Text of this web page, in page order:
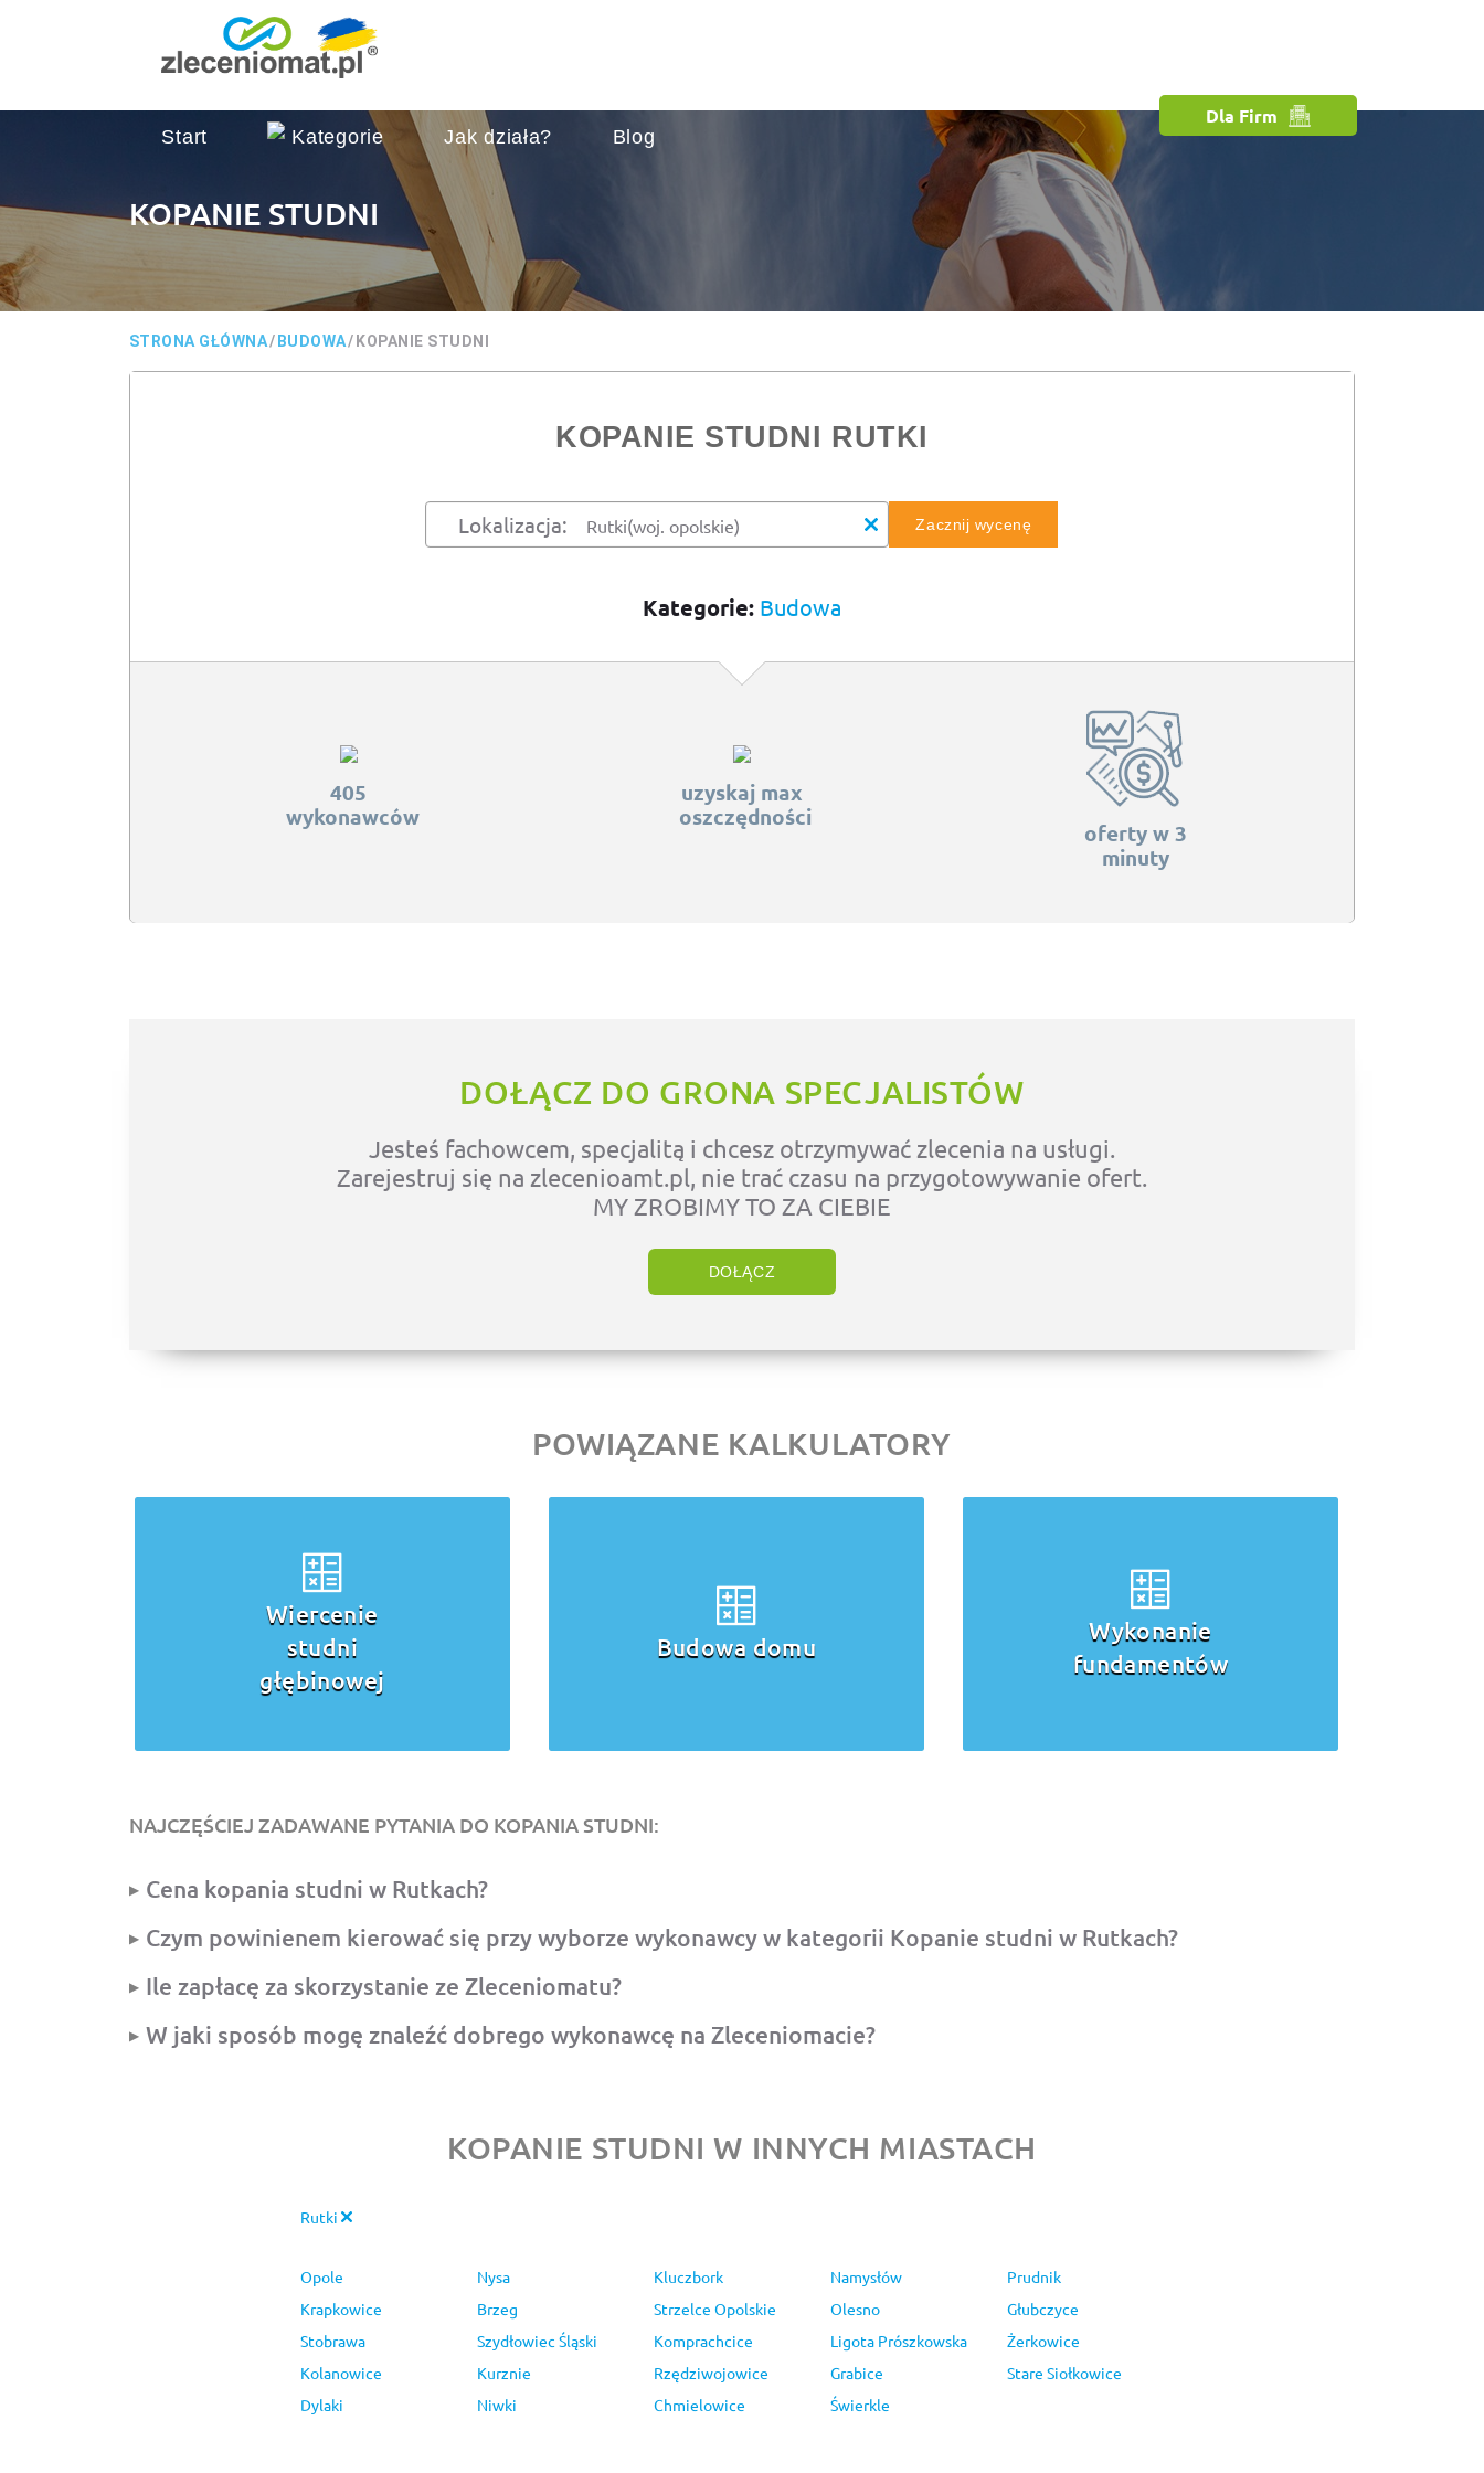
Dla Firm
Start Kategorie Jak działa? Blog
KOPANIE STUDNI
STRONA GŁÓWNA/ BUDOWA/ KOPANIE STUDNI
KOPANIE STUDNI RUTKI
Lokalizacja: Zacznij wycenę
Kategorie: Budowa
405
wykonawców
uzyskaj max
oszczędności
oferty w 3
minuty
DOŁĄCZ DO GRONA SPECJALISTÓW
Jesteś fachowcem, specjalitą i chcesz otrzymywać zlecenia na usługi.
Zarejestruj się na zlecenioamt.pl, nie trać czasu na przygotowywanie ofert.
MY ZROBIMY TO ZA CIEBIE
DOŁĄCZ
POWIĄZANE KALKULATORY
Wiercenie
studni
głębinowej
Budowa domu
Wykonanie
fundamentów
NAJCZĘŚCIEJ ZADAWANE PYTANIA DO KOPANIA STUDNI:
Cena kopania studni w Rutkach?
Czym powinienem kierować się przy wyborze wykonawcy w kategorii Kopanie studni w Rutkach?
Ile zapłacę za skorzystanie ze Zleceniomatu?
W jaki sposób mogę znaleźć dobrego wykonawcę na Zleceniomacie?
KOPANIE STUDNI W INNYCH MIASTACH
Rutki
Opole Nysa Kluczbork Namysłów
Prudnik
Krapkowice
Brzeg Strzelce Opolskie Olesno
Głubczyce
Stobrawa
Szydłowiec Śląski Komprachcice Ligota Prószkowska
Żerkowice
Kolanowice
Kurznie Rzędziwojowice Grabice
Stare Siołkowice
Dylaki
Niwki Chmielowice Świerkle